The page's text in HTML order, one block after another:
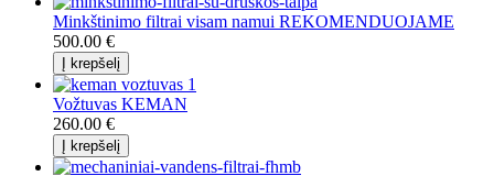
Minkštinimo filtrai visam namui REKOMENDUOJAME
500.00 €
Vožtuvas KEMAN
260.00 €